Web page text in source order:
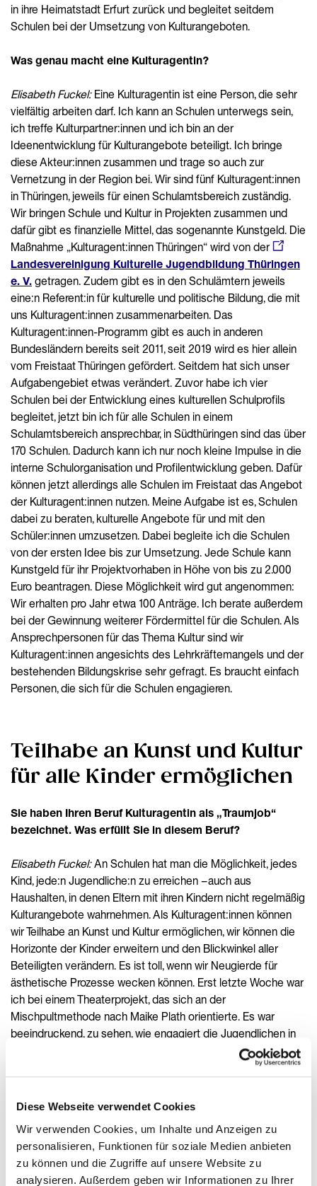
Diese Webseite verwendet Cookies
Wir verwenden Cookies, um Inhalte und Anzeigen zu
personalisieren, Funktionen für soziale Medien anbieten
zu können und die Zugriffe auf unsere Website zu
analysieren. Außerdem geben wir Informationen zu Ihrer
in ihre Heimatstadt Erfurt zurück und begleitet seitdem
Schulen bei der Umsetzung von Kulturangeboten.
Was genau macht eine Kulturagentin?
Elisabeth Fuckel:Eine Kulturagentin ist eine Person, die sehr
vielfältig arbeiten darf. Ich kann an Schulen unterwegs sein,
ich treffe Kulturpartner:innen und ich bin an der
Ideenentwicklung für Kulturangebote beteiligt. Ich bringe
diese Akteur:innen zusammen und trage so auch zur
Vernetzung in der Region bei. Wir sind fünf Kulturagent:innen
in Thüringen, jeweils für einen Schulamtsbereich zuständig.
Wir bringen Schule und Kultur in Projekten zusammen und
dafür gibt es finanzielle Mittel, das sogenannte Kunstgeld. Die
Maßnahme „Kulturagent:innen Thüringen“ wird von der
Landesvereinigung Kulturelle Jugendbildung Thüringen
e. V. getragen. Zudem gibt es in den Schulämtern jeweils
eine:n Referent:in für kulturelle und politische Bildung, die mit
uns Kulturagent:innen zusammenarbeiten. Das
Kulturagent:innen-Programm gibt es auch in anderen
Bundesländern bereits seit 2011, seit 2019 wird es hier allein
vom Freistaat Thüringen gefördert. Seitdem hat sich unser
Aufgabengebiet etwas verändert. Zuvor habe ich vier
Schulen bei der Entwicklung eines kulturellen Schulprofils
begleitet, jetzt bin ich für alle Schulen in einem
Schulamtsbereich ansprechbar, in Südthüringen sind das über
170 Schulen. Dadurch kann ich nur noch kleine Impulse in die
interne Schulorganisation und Profilentwicklung geben. Dafür
können jetzt allerdings alle Schulen im Freistaat das Angebot
der Kulturagent:innen nutzen. Meine Aufgabe ist es, Schulen
dabei zu beraten, kulturelle Angebote für und mit den
Schüler:innen umzusetzen. Dabei begleite ich die Schulen
von der ersten Idee bis zur Umsetzung. Jede Schule kann
Kunstgeld für ihr Projektvorhaben in Höhe von bis zu 2.000
Euro beantragen. Diese Möglichkeit wird gut angenommen:
Wir erhalten pro Jahr etwa 100 Anträge. Ich berate außerdem
bei der Gewinnung weiterer Fördermittel für die Schulen. Als
Ansprechpersonen für das Thema Kultur sind wir
Kulturagent:innen angesichts des Lehrkräftemangels und der
bestehenden Bildungskrise sehr gefragt. Es braucht einfach
Personen, die sich für die Schulen engagieren.
Teilhabe an Kunst und Kultur
für alle Kinder ermöglichen
Sie haben Ihren Beruf Kulturagentin als „Traumjob“
bezeichnet. Was erfüllt Sie in diesem Beruf?
Elisabeth Fuckel:An Schulen hat man die Möglichkeit, jedes
Kind, jede:n Jugendliche:n zu erreichen – auch aus
Haushalten, in denen Eltern mit ihren Kindern nicht regelmäßig
Kulturangebote wahrnehmen. Als Kulturagent:innen können
wir Teilhabe an Kunst und Kultur ermöglichen, wir können die
Horizonte der Kinder erweitern und den Blickwinkel aller
Beteiligten verändern. Es ist toll, wenn wir Neugierde für
ästhetische Prozesse wecken können. Erst letzte Woche war
ich bei einem Theaterprojekt, das sich an der
Mischpultmethode nach Maike Plath orientierte. Es war
beeindruckend, zu sehen, wie engagiert die Jugendlichen in
dem Projekt dabei waren. Sie stecken meist in den
fremdbestimmten schulischen Prozessen drin und sehen
seit dem ersten Tag voll dabei und werden dieses Erlebnis
besondere Erlebnisse für die Kinder zu schaffen und im
besten Fall ungeahnte Talente zu entdecken, die Kinder über
sich hinauswachsen zu lassen. Das Schönste an meinem